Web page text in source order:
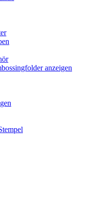
anzeigen